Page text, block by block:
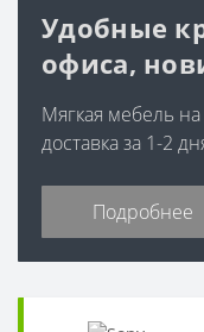
Удобные
офиса,
Мягкая мебель
доставка за 1-2
Подробнее